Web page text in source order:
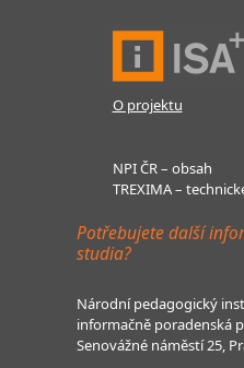
O projektu
NPI ČR – obsah
TREXIMA –
Potřebujete další
studia?
Národní pedagogický
informačně poradenská
Senovážné náměstí 25,